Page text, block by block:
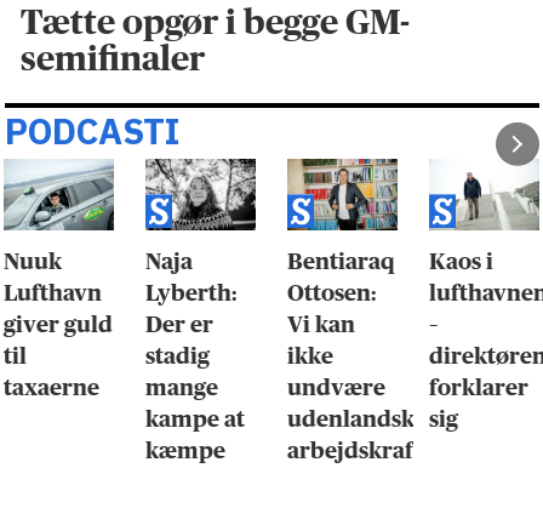
Tætte opgør i begge GM-
semifinaler
PODCASTI
Nuuk
Lufthavn
giver guld
til
taxaerne
Naja
Lyberth:
Der er
stadig
mange
kampe at
kæmpe
Bentiaraq
Ottosen:
Vi kan
ikke
undvære
udenlandsk
arbejdskraft
Kaos i
–
forklarer
sig